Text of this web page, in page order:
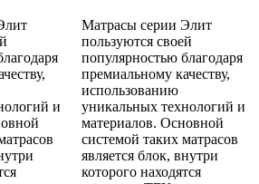
и
Матрасы серии Элит
пользуются своей
популярностью благодаря
премиальному качеству,
использованию
уникальных технологий и
материалов. Основной
системой таких матрасов
является блок, внутри
которого находятся